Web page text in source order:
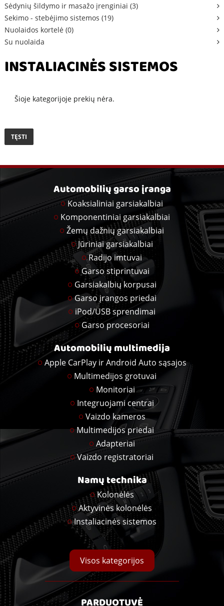
Sėdynių šildymo ir masažo įrenginiai (3)
Sekimo - stebėjimo sistemos (19)
Nuolaidos kortelė (0)
Su nuolaida
INSTALIACINĖS SISTEMOS
Šioje kategorijoje prekių nėra.
TĘSTI
Automobilių garso įranga
Koaksialiniai garsiakalbiai
Komponentiniai garsiakalbiai
Žemų dažnių garsiakalbiai
Jūriniai garsiakalbiai
Radijo imtuvai
Garso stiprintuvai
Garsiakalbių korpusai
Garso įrangos priedai
iPod/USB sprendimai
Garso procesoriai
Automobilių multimedija
Apple CarPlay ir Android Auto sąsajos
Multimedijos grotuvai
Monitoriai
Integruojami centrai
Vaizdo kameros
Multimedijos priedai
Adapteriai
Vaizdo registratoriai
Namų technika
Kolonėlės
Aktyvinės kolonėlės
Instaliacinės sistemos
Visos kategorijos